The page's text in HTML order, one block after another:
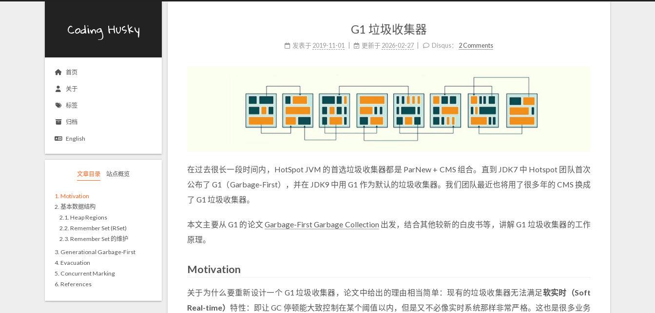
Coding Husky
首页
关于
标签
归档
English
文章目录 站点概览
1. Motivation
2. 基本数据结构
2.1. Heap Regions
2.2. Remember Set (RSet)
2.3. Remember Set 的维护
3. Generational Garbage-First
4. Evacuation
5. Concurrent Marking
6. References
G1 垃圾收集器
发表于 2019-11-01 更新于 2026-02-27 Disqus： 2 Comments
在过去很长一段时间内，HotSpot JVM 的首选垃圾收集器都是 ParNew + CMS 组合。直到 JDK7 中 Hotspot 团队首次
公布了 G1（Garbage-First），并在 JDK9 中用 G1 作为默认的垃圾收集器。我们团队最近也将用了很多年的 CMS 换成
了 G1 垃圾收集器。
本文主要从 G1 的论文Garbage-First Garbage Collection 出发，结合其他较新的白皮书等，讲解 G1 垃圾收集器的工作
原理。
Motivation
关于为什么要重新设计一个 G1 垃圾收集器，论文中给出的理由相当简单：现有的垃圾收集器无法满足软实时（Soft
Real-time）特性：即让 GC 停顿能大致控制在某个阈值以内，但是又不必像实时系统那样非常严格。这也是很多业务